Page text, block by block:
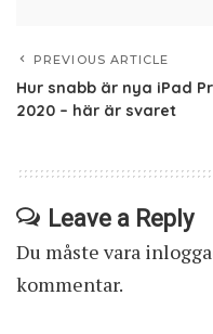
PREVIOUS ARTICLE
Hur snabb är nya iPad
2020 – här är svaret
Leave a Reply
Du måste vara
kommentar.